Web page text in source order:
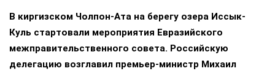
В киргизском Чолпон-Ата на берегу озера Иссык-
Куль стартовали мероприятия Евразийского
межправительственного совета. Российскую
делегацию возглавил премьер-министр Михаил